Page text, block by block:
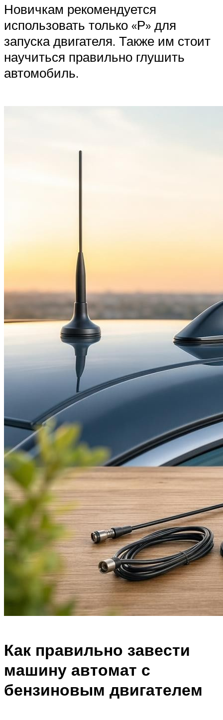
Новичкам рекомендуется
использовать только «Р» для
запуска двигателя. Также им стоит
научиться правильно глушить
автомобиль.
Как правильно завести
машину автомат с
бензиновым двигателем